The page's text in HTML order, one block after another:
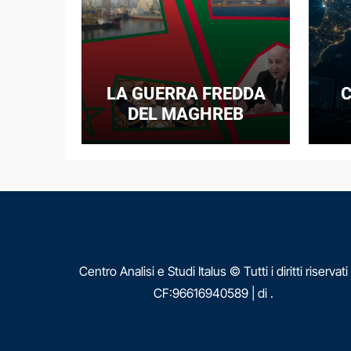
LA GUERRA FREDDA
DEL MAGHREB
Centro Analisi e Studi Italus © Tutti i diritti riservati
CF:96616940589 di .